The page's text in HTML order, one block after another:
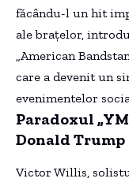
făcându-l un hit
ale brațelor,
„American
care a devenit un
evenimentelor
Paradoxul
Donald Trump
Victor Willis,